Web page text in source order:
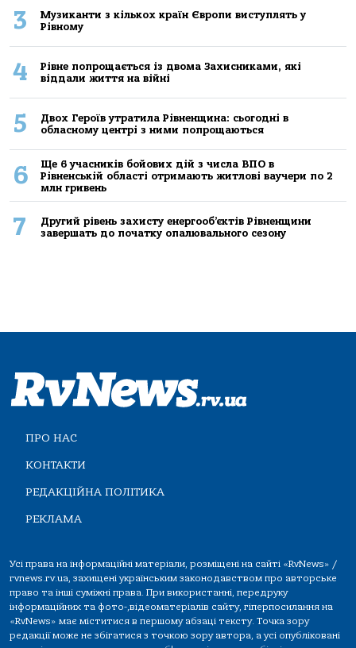
3
Музиканти з кількох країн Європи виступлять у
Рівному
4
Рівне попрощається із двома Захисниками, які
віддали життя на війні
5
Двох Героїв утратила Рівненщина: сьогодні в
обласному центрі з ними попрощаються
6
Ще 6 учасників бойових дій з числа ВПО в
Рівненській області отримають житлові ваучери по 2
млн гривень
7
Другий рівень захисту енергооб’єктів Рівненщини
завершать до початку опалювального сезону
ПРО НАС
КОНТАКТИ
РЕДАКЦІЙНА ПОЛІТИКА
РЕКЛАМА
Усі права на інформаційні матеріали, розміщені на сайті «RvNews» /
rvnews.rv.ua, захищені українським законодавством про авторське
право та інші суміжні права. При використанні, передруку
інформаційних та фото-,відеоматеріалів сайту, гіперпосилання на
«RvNews» має міститися в першому абзаці тексту. Точка зору
редакції може не збігатися з точкою зору автора, а усі опубліковані